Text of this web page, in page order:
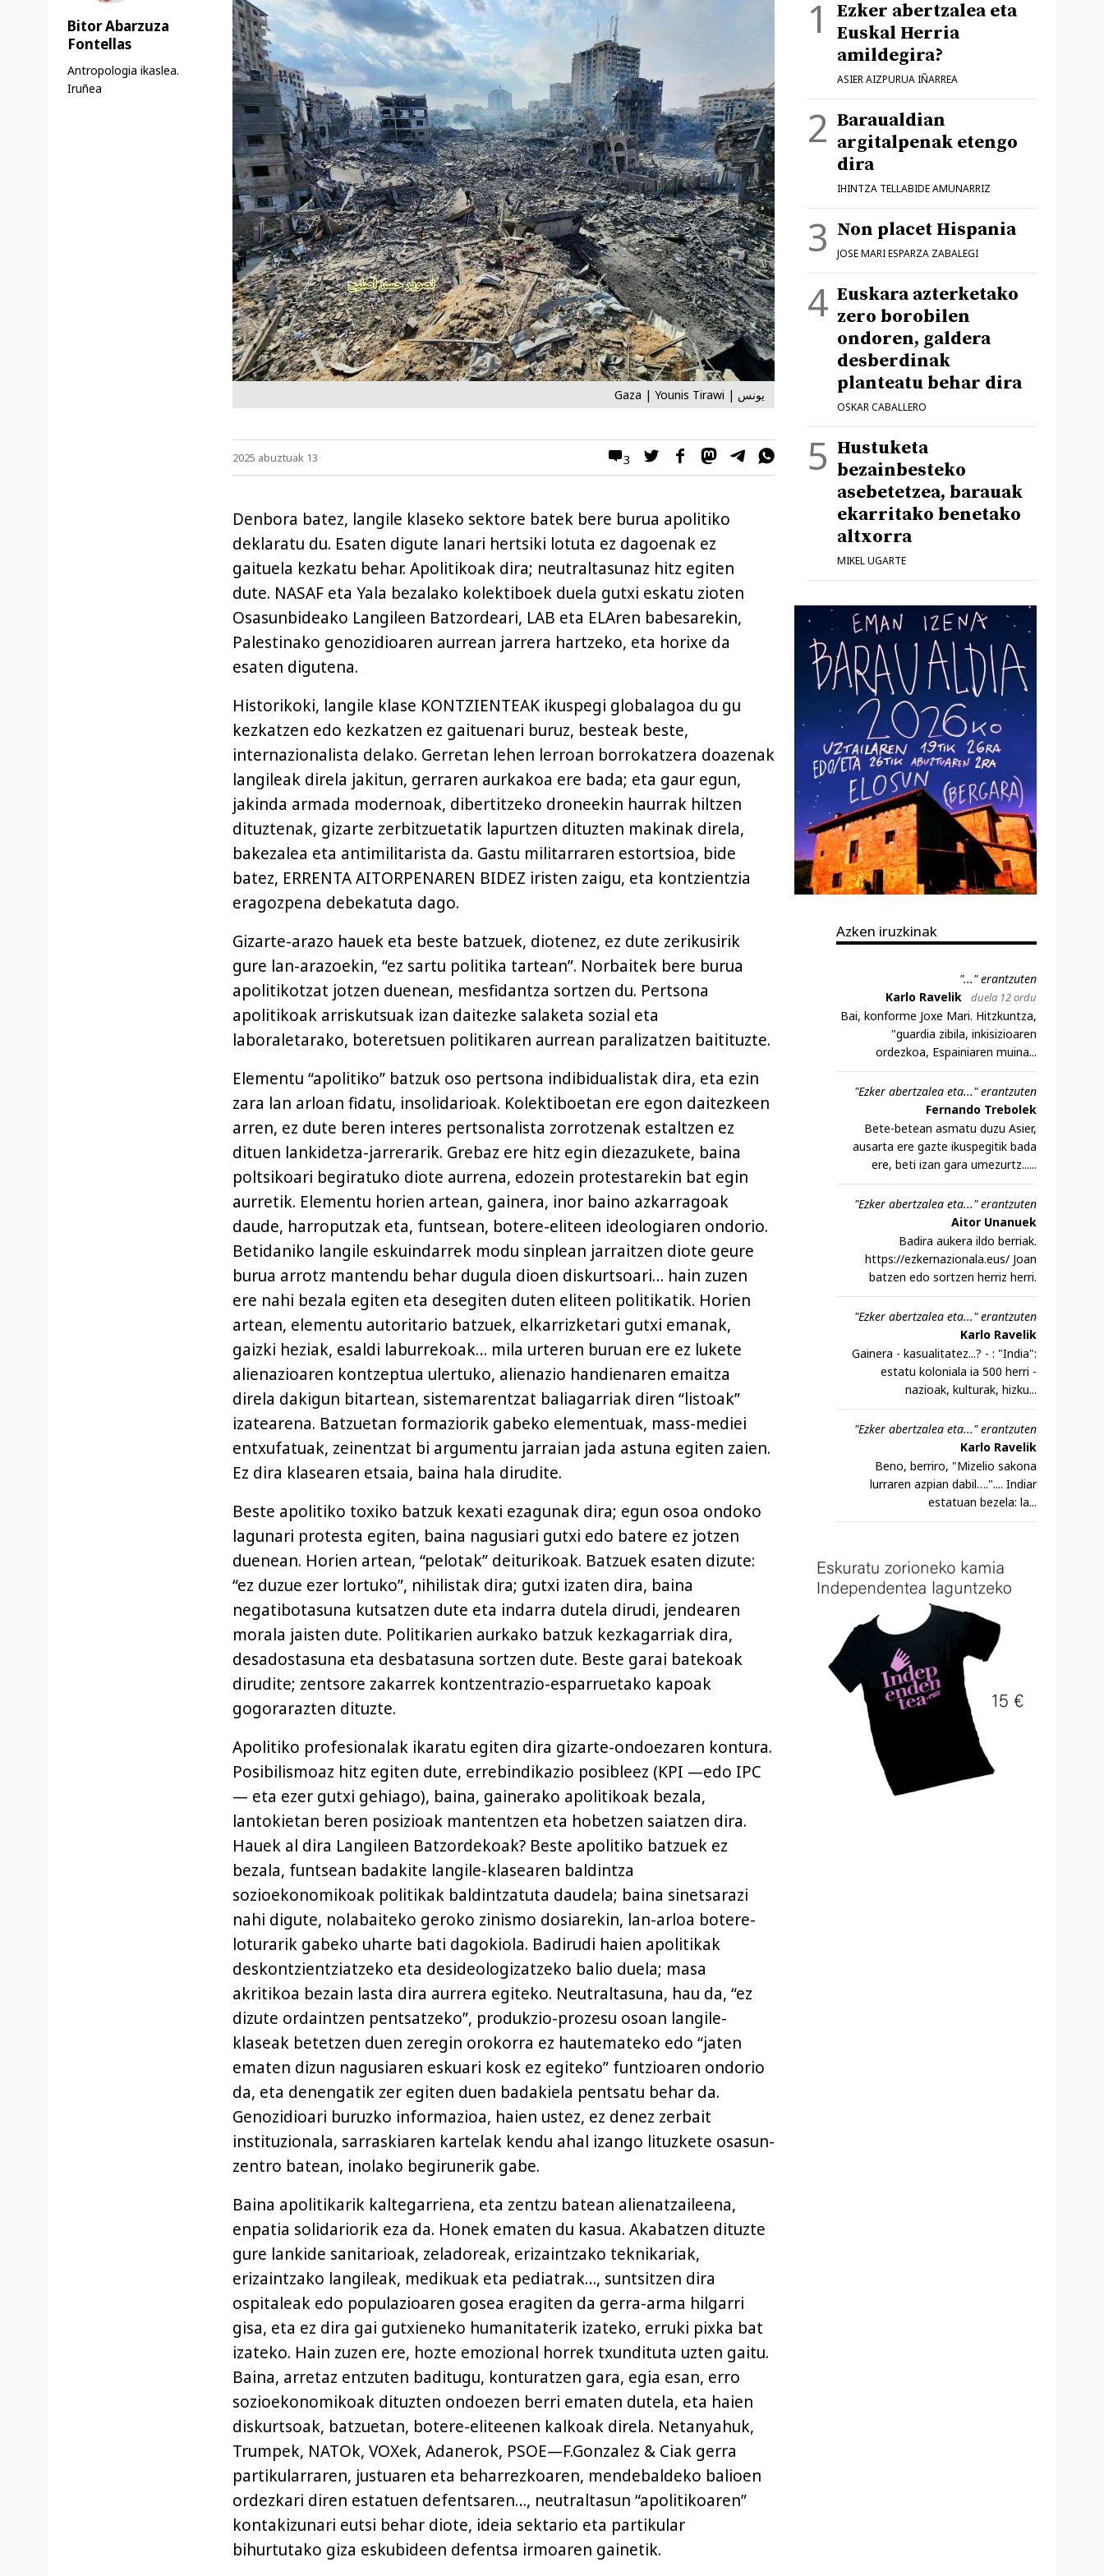
Gaza | Younis Tirawi | يونس
3
2025 abuztuak 13
Denbora batez, langile klaseko sektore batek bere burua apolitiko
deklaratu du. Esaten digute lanari hertsiki lotuta ez dagoenak ez
gaituela kezkatu behar. Apolitikoak dira; neutraltasunaz hitz egiten
dute. NASAF eta Yala bezalako kolektiboek duela gutxi eskatu zioten
Osasunbideako Langileen Batzordeari, LAB eta ELAren babesarekin,
Palestinako genozidioaren aurrean jarrera hartzeko, eta horixe da
esaten digutena.
Historikoki, langile klase KONTZIENTEAK ikuspegi globalagoa du gu
kezkatzen edo kezkatzen ez gaituenari buruz, besteak beste,
internazionalista delako. Gerretan lehen lerroan borrokatzera doazenak
langileak direla jakitun, gerraren aurkakoa ere bada; eta gaur egun,
jakinda armada modernoak, dibertitzeko droneekin haurrak hiltzen
dituztenak, gizarte zerbitzuetatik lapurtzen dituzten makinak direla,
bakezalea eta antimilitarista da. Gastu militarraren estortsioa, bide
batez, ERRENTA AITORPENAREN BIDEZ iristen zaigu, eta kontzientzia
eragozpena debekatuta dago.
Gizarte-arazo hauek eta beste batzuek, diotenez, ez dute zerikusirik
gure lan-arazoekin, “ez sartu politika tartean”. Norbaitek bere burua
apolitikotzat jotzen duenean, mesfidantza sortzen du. Pertsona
apolitikoak arriskutsuak izan daitezke salaketa sozial eta
laboraletarako, boteretsuen politikaren aurrean paralizatzen baitituzte.
Elementu “apolitiko” batzuk oso pertsona indibidualistak dira, eta ezin
zara lan arloan fidatu, insolidarioak. Kolektiboetan ere egon daitezkeen
arren, ez dute beren interes pertsonalista zorrotzenak estaltzen ez
dituen lankidetza-jarrerarik. Grebaz ere hitz egin diezazukete, baina
poltsikoari begiratuko diote aurrena, edozein protestarekin bat egin
aurretik. Elementu horien artean, gainera, inor baino azkarragoak
daude, harroputzak eta, funtsean, botere-eliteen ideologiaren ondorio.
Betidaniko langile eskuindarrek modu sinplean jarraitzen diote geure
burua arrotz mantendu behar dugula dioen diskurtsoari… hain zuzen
ere nahi bezala egiten eta desegiten duten eliteen politikatik. Horien
artean, elementu autoritario batzuek, elkarrizketari gutxi emanak,
gaizki heziak, esaldi laburrekoak… mila urteren buruan ere ez lukete
alienazioaren kontzeptua ulertuko, alienazio handienaren emaitza
direla dakigun bitartean, sistemarentzat baliagarriak diren “listoak”
izatearena. Batzuetan formaziorik gabeko elementuak, mass-mediei
entxufatuak, zeinentzat bi argumentu jarraian jada astuna egiten zaien.
Ez dira klasearen etsaia, baina hala dirudite.
Beste apolitiko toxiko batzuk kexati ezagunak dira; egun osoa ondoko
lagunari protesta egiten, baina nagusiari gutxi edo batere ez jotzen
duenean. Horien artean, “pelotak” deiturikoak. Batzuek esaten dizute:
“ez duzue ezer lortuko”, nihilistak dira; gutxi izaten dira, baina
negatibotasuna kutsatzen dute eta indarra dutela dirudi, jendearen
morala jaisten dute. Politikarien aurkako batzuk kezkagarriak dira,
desadostasuna eta desbatasuna sortzen dute. Beste garai batekoak
dirudite; zentsore zakarrek kontzentrazio-esparruetako kapoak
gogorarazten dituzte.
Apolitiko profesionalak ikaratu egiten dira gizarte-ondoezaren kontura.
Posibilismoaz hitz egiten dute, errebindikazio posibleez (KPI —edo IPC
— eta ezer gutxi gehiago), baina, gainerako apolitikoak bezala,
lantokietan beren posizioak mantentzen eta hobetzen saiatzen dira.
Hauek al dira Langileen Batzordekoak? Beste apolitiko batzuek ez
bezala, funtsean badakite langile-klasearen baldintza
sozioekonomikoak politikak baldintzatuta daudela; baina sinetsarazi
nahi digute, nolabaiteko geroko zinismo dosiarekin, lan-arloa botere-
loturarik gabeko uharte bati dagokiola. Badirudi haien apolitikak
deskontzientziatzeko eta desideologizatzeko balio duela; masa
akritikoa bezain lasta dira aurrera egiteko. Neutraltasuna, hau da, “ez
dizute ordaintzen pentsatzeko”, produkzio-prozesu osoan langile-
klaseak betetzen duen zeregin orokorra ez hautemateko edo “jaten
ematen dizun nagusiaren eskuari kosk ez egiteko” funtzioaren ondorio
da, eta denengatik zer egiten duen badakiela pentsatu behar da.
Genozidioari buruzko informazioa, haien ustez, ez denez zerbait
instituzionala, sarraskiaren kartelak kendu ahal izango lituzkete osasun-
zentro batean, inolako begirunerik gabe.
Baina apolitikarik kaltegarriena, eta zentzu batean alienatzaileena,
enpatia solidariorik eza da. Honek ematen du kasua. Akabatzen dituzte
gure lankide sanitarioak, zeladoreak, erizaintzako teknikariak,
erizaintzako langileak, medikuak eta pediatrak…, suntsitzen dira
ospitaleak edo populazioaren gosea eragiten da gerra-arma hilgarri
gisa, eta ez dira gai gutxieneko humanitaterik izateko, erruki pixka bat
izateko. Hain zuzen ere, hozte emozional horrek txundituta uzten gaitu.
Baina, arretaz entzuten baditugu, konturatzen gara, egia esan, erro
sozioekonomikoak dituzten ondoezen berri ematen dutela, eta haien
diskurtsoak, batzuetan, botere-eliteenen kalkoak direla. Netanyahuk,
Trumpek, NATOk, VOXek, Adanerok, PSOE—F.Gonzalez & Ciak gerra
partikularraren, justuaren eta beharrezkoaren, mendebaldeko balioen
ordezkari diren estatuen defentsaren…, neutraltasun “apolitikoaren”
kontakizunari eutsi behar diote, ideia sektario eta partikular
bihurtutako giza eskubideen defentsa irmoaren gainetik.
Bitor Abarzuza
Fontellas
Antropologia ikaslea.
Iruñea
Ezker abertzalea eta
Euskal Herria
amildegira?
ASIER AIZPURUA IÑARREA
Baraualdian
argitalpenak etengo
dira
IHINTZA TELLABIDE AMUNARRIZ
Non placet Hispania
JOSE MARI ESPARZA ZABALEGI
Euskara azterketako
zero borobilen
ondoren, galdera
desberdinak
planteatu behar dira
OSKAR CABALLERO
Hustuketa
bezainbesteko
asebetetzea, barauak
ekarritako benetako
altxorra
MIKEL UGARTE
Azken iruzkinak
"..." erantzuten
Karlo Ravelik
duela 12 ordu
Bai, konforme Joxe Mari. Hitzkuntza,
"guardia zibila, inkisizioaren
ordezkoa, Espainiaren muina...
"Ezker abertzalea eta..." erantzuten
Fernando Trebolek
Bete-betean asmatu duzu Asier,
ausarta ere gazte ikuspegitik bada
ere, beti izan gara umezurtz......
"Ezker abertzalea eta..." erantzuten
Aitor Unanuek
Badira aukera ildo berriak.
https://ezkernazionala.eus/ Joan
batzen edo sortzen herriz herri.
"Ezker abertzalea eta..." erantzuten
Karlo Ravelik
Gainera - kasualitatez...? - : "India":
estatu koloniala ia 500 herri -
nazioak, kulturak, hizku...
"Ezker abertzalea eta..." erantzuten
Karlo Ravelik
Beno, berriro, "Mizelio sakona
lurraren azpian dabil….".... Indiar
estatuan bezela: la...